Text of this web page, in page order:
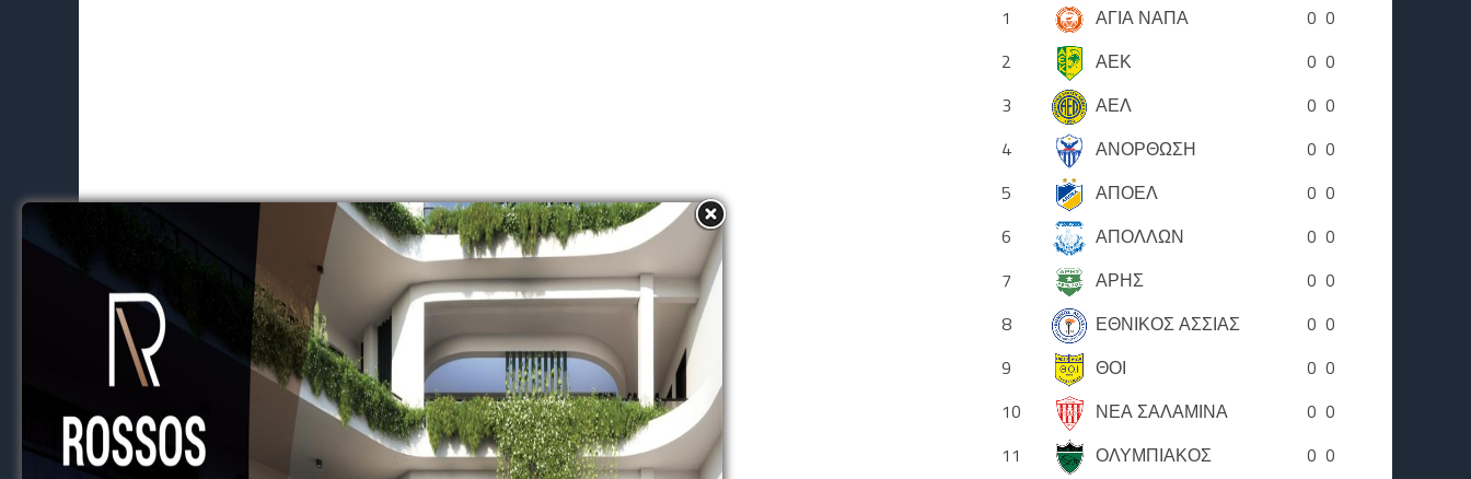
1
ΑΓΙΑ ΝΑΠΑ 0 0
2
ΑΕΚ 0 0
3
ΑΕΛ 0 0
4
ΑΝΟΡΘΩΣΗ 0 0
5
ΑΠΟΕΛ 0 0
6
ΑΠΟΛΛΩΝ 0 0
7
ΑΡΗΣ 0 0
8
ΕΘΝΙΚΟΣ ΑΣΣΙΑΣ 0 0
9
ΘΟΙ 0 0
10
ΝΕΑ ΣΑΛΑΜΙΝΑ 0 0
11
ΟΛΥΜΠΙΑΚΟΣ 0 0